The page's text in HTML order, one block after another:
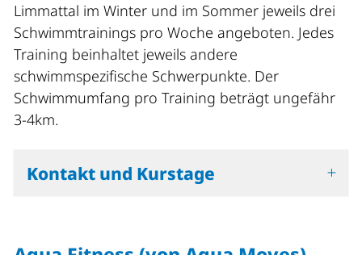
Limmattal im Winter und im Sommer jeweils drei
Schwimmtrainings pro Woche angeboten. Jedes
Training beinhaltet jeweils andere
schwimmspezifische Schwerpunkte. Der
Schwimmumfang pro Training beträgt ungefähr
3-4km.
Kontakt und Kurstage